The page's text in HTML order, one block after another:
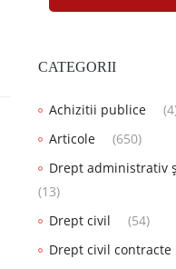
CATEGORII
Achizitii publice
Articole
(650)
Drept administrativ
(13)
Drept civil
(54)
Drept civil contracte